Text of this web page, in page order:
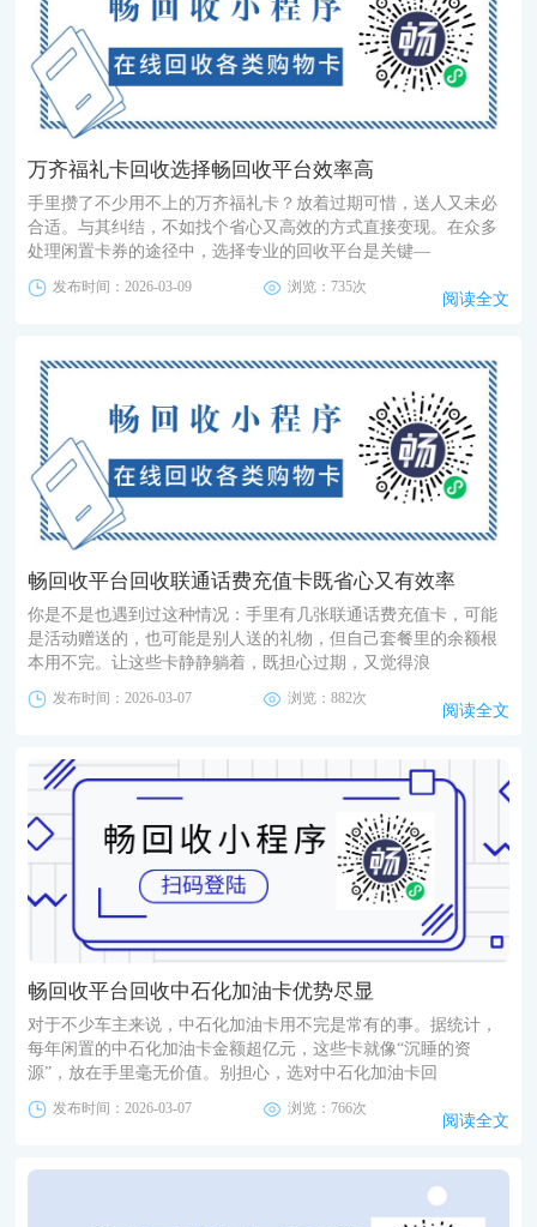
万齐福礼卡回收选择畅回收平台效率高
手里攒了不少用不上的万齐福礼卡？放着过期可惜，送人又未必
合适。与其纠结，不如找个省心又高效的方式直接变现。在众多
处理闲置卡券的途径中，选择专业的回收平台是关键—
发布时间：2026-03-09 浏览：735次
阅读全文
畅回收平台回收联通话费充值卡既省心又有效率
你是不是也遇到过这种情况：手里有几张联通话费充值卡，可能
是活动赠送的，也可能是别人送的礼物，但自己套餐里的余额根
本用不完。让这些卡静静躺着，既担心过期，又觉得浪
发布时间：2026-03-07 浏览：882次
阅读全文
畅回收平台回收中石化加油卡优势尽显
对于不少车主来说，中石化加油卡用不完是常有的事。据统计，
每年闲置的中石化加油卡金额超亿元，这些卡就像“沉睡的资
源”，放在手里毫无价值。别担心，选对中石化加油卡回
发布时间：2026-03-07 浏览：766次
阅读全文